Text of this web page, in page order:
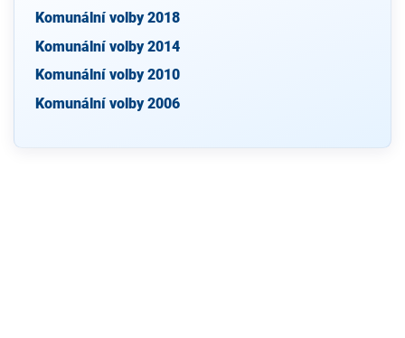
Komunální volby 2018
Komunální volby 2014
Komunální volby 2010
Komunální volby 2006